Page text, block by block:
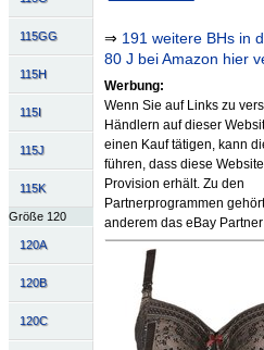
115GG
115H
115I
115J
115K
Größe 120
120A
120B
120C
⇒ 191 weitere BHs in
80 J bei Amazon hier
Werbung:
Wenn Sie auf Links zu
Händlern auf dieser
einen Kauf tätigen, kann
führen, dass diese
Provision erhält. Zu den
Partnerprogrammen
anderem das eBay Partner